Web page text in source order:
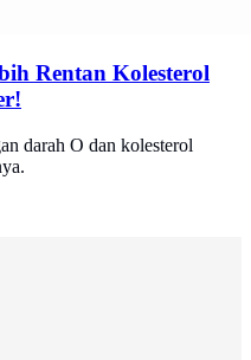
Rentan Kolesterol
darah O dan kolesterol